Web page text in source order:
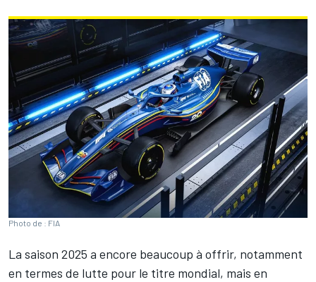
Photo de : FIA
La saison 2025 a encore beaucoup à offrir, notamment
en termes de lutte pour le titre mondial, mais en